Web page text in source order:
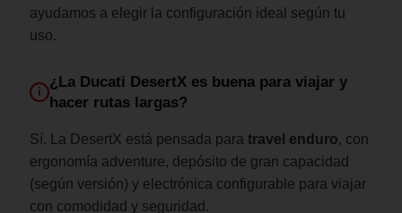
ayudamos a elegir la configuración ideal según tu
uso.
i
¿La Ducati DesertX es buena para viajar y
hacer rutas largas?
Sí. La DesertX está pensada para travel enduro, con
ergonomía adventure, depósito de gran capacidad
(según versión) y electrónica configurable para viajar
con comodidad y seguridad.